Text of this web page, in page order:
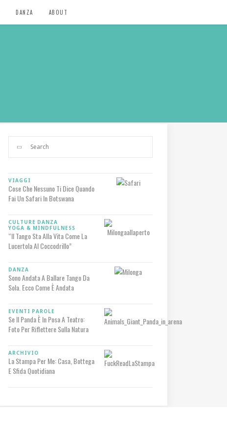
DANZA ABOUT
VIAGGI
Cose Che Nessuno Ti Dice Quando
Fai Un Safari In Botswana
CULTURE DANZA
YOGA & MINDFULNESS
“Il Tango Sta Alla Vita Come La
Lucertola Al Coccodrillo”
DANZA
Sono Andata A Ballare Tango Da
Sola. Ecco Come È Andata
EVENTI PAROLE
Se Il Panda È In Posa A Teatro:
Foto Per Riflettere Sulla Natura
ARCHIVIO
La Stampa Per Me: Casa, Bottega
E Sfida Quotidiana